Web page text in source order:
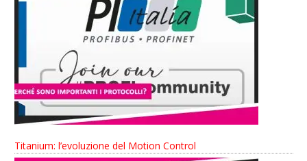
Titanium: l’evoluzione del Motion Control